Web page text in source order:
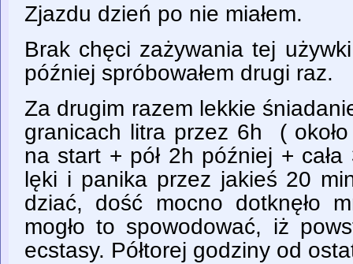
Zjazdu dzień po nie miałem.
Brak chęci zażywania tej
później spróbowałem drugi raz.
Za drugim razem lekkie
granicach litra przez 6h (
na start + pół 2h później +
lęki i panika przez jakieś 20
dziać, dość mocno dotknęło
mogło to spowodować, iż
ecstasy. Półtorej godziny od